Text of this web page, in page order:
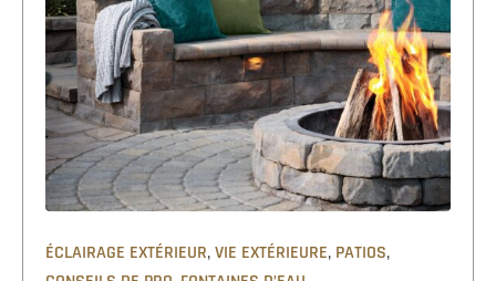
ÉCLAIRAGE EXTÉRIEUR,VIE EXTÉRIEURE, PATIOS,